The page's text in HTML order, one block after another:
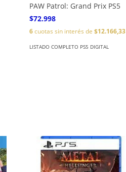
PAW Patrol: Grand Prix PS5
$72.998
6cuotas sin interés de$12.166,33
LISTADO COMPLETO PS5 DIGITAL